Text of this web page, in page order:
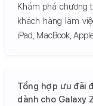
Khám phá chương
khách hàng làm
iPad, MacBook,
Tổng hợp ưu đãi
dành cho Galaxy